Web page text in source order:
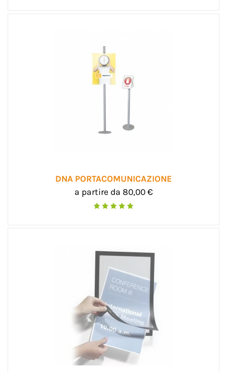
DNA PORTACOMUNICAZIONE
a partire da 80,00 €